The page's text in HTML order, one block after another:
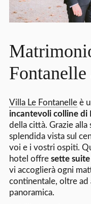
Villa Le Fontanelleè
incantevoli colline di
della città. Grazie
splendida vista sul
voi e i vostri ospiti.
hotel offre sette
vi accoglierà ogni
continentale, oltre ad
panoramica.